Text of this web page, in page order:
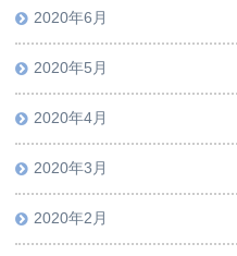
2020年6月
2020年5月
2020年4月
2020年3月
2020年2月